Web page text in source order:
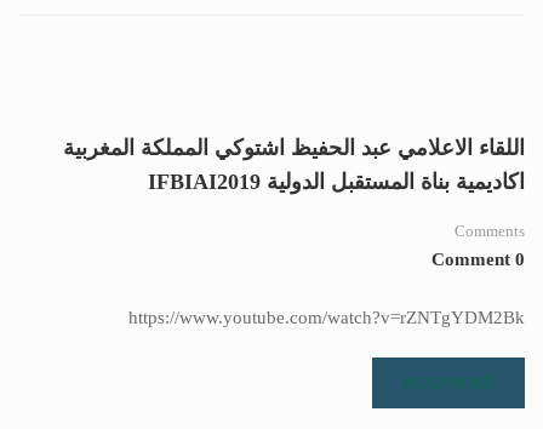
اللقاء الاعلامي عبد الحفيظ اشتوكي المملكة المغربية
اكاديمية بناة المستقبل الدولية IFBIAI2019
Comments
0 Comment
https://www.youtube.com/watch?v=rZNTgYDM2Bk
READ MORE